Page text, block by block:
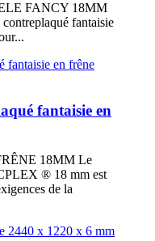
FANCY 18MM
fantaisie
fantaisie en
18MM Le
® 18 mm est
de la